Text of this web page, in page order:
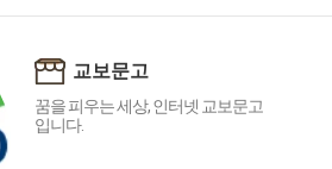
교보문고
꿈을 피우는 세상, 인터넷 교보문고
입니다.